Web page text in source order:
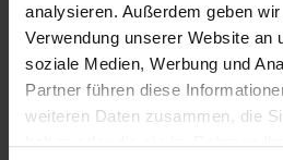
analysieren. Außerdem geben
Verwendung unserer Website an
soziale Medien, Werbung und
Partner führen diese
weiteren Daten zusammen, die
haben oder die sie im Rahmen
Hotelbeschreibung für Ihre
möglich, dass in Einzelfällen nicht
Hotelbeschreibungen ausweisen
Unterschiede in den
2023